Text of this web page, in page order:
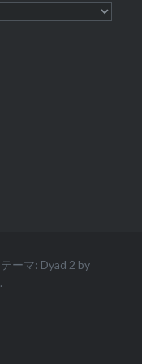
テーマ: Dyad 2 by
.